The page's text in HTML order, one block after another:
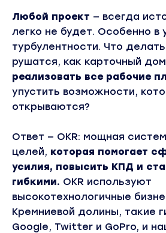
Любой проект — всегда
легко не будет. Особенно в
турбулентности. Что
рушатся, как карточный
реализовать все рабочие
упустить возможности,
открываются?
Ответ — OKR: мощная
целей, которая помогает
усилия, повысить КПД и
гибкими. OKR используют
высокотехнологичные
Кремниевой долины, такие
Google, Twitter и GoPro, и